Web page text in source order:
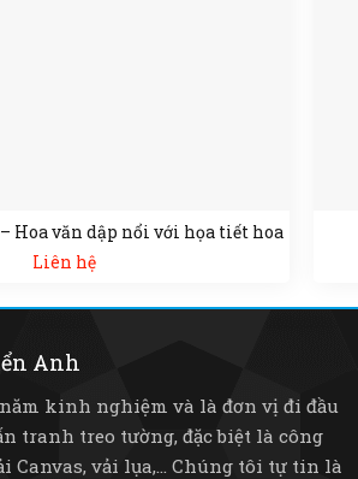
Hoa văn dập nổi với họa tiết hoa
Liên hệ
Anh
kinh nghiệm và là đơn vị đi đầu
tranh treo tường, đặc biệt là công
Canvas, vải lụa,... Chúng tôi tự tin là